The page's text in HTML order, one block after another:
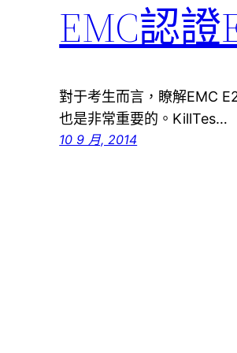
EMC認
對于考生而言，瞭解EMC
也是非常重要的。KillTes…
10 9 月, 2014